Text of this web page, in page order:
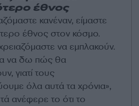
έθνος
κανέναν, είμαστε
έθνος στον κόσμο.
να εμπλακούν.
να δω πώς θα
γιατί τους
όλα αυτά τα χρόνια»,
ανέφερε το ότι το